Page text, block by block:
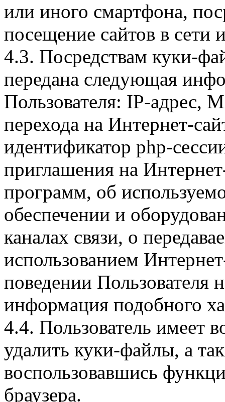
или иного смартфона,
посещение сайтов в сети
4.3. Посредствам куки-
передана следующая
Пользователя: IP-адрес,
перехода на Интернет-
идентификатор php-
приглашения на
программ, об
обеспечении и
каналах связи, о
использованием
поведении Пользователя
информация подобного
4.4. Пользователь имеет
удалить куки-файлы, а
воспользовавшись
браузера.